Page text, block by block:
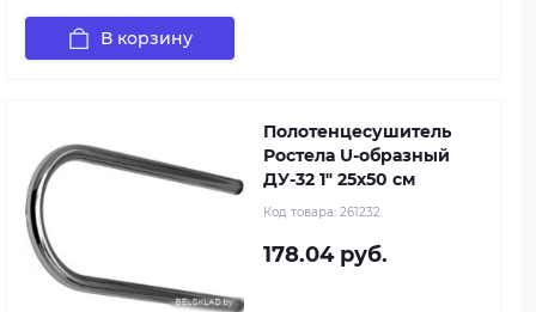
В корзину
Полотенцесушитель
Ростела U-образный
ДУ-32 1" 25x50 см
Код товара: 261232
178.04 руб.